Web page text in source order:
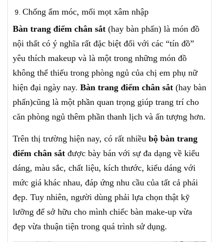
Chống ẩm móc, mối mọt xâm nhập
Bàn trang điểm chân sắt (hay bàn phấn) là món đồ
nội thất có ý nghĩa rất đặc biệt đối với các “tín đồ”
yêu thích makeup và là một trong những món đồ
không thể thiếu trong phòng ngủ của chị em phụ nữ
hiện đại ngày nay. Bàn trang điểm chân sắt (hay bàn
phấn)cũng là một phần quan trọng giúp trang trí cho
căn phòng ngủ thêm phần thanh lịch và ấn tượng hơn.
Trên thị trường hiện nay, có rất nhiều bộ bàn trang
điểm chân sắt được bày bán với sự đa dạng về kiểu
dáng, màu sắc, chất liệu, kích thước, kiểu dáng với
mức giá khác nhau, đáp ứng nhu cầu của tất cả phái
đẹp. Tuy nhiên, người dùng phải lựa chọn thật kỹ
lưỡng để sở hữu cho mình chiếc bàn make-up vừa
đẹp vừa thuận tiện trong quá trình sử dụng.